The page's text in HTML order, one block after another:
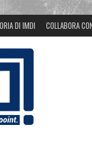
DI IMDI COLLABORA